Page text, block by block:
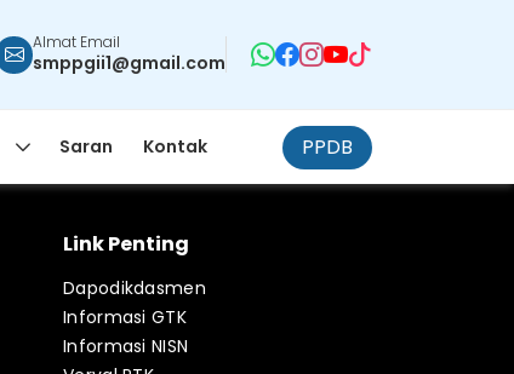
Almat Email
smppgii1@gmail.com
Saran Kontak PPDB
Link Penting
Dapodikdasmen
Informasi GTK
Informasi NISN